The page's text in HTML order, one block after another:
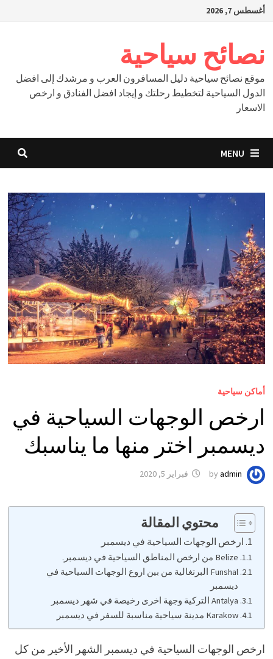
Skipأغسطس 7, 2026
نصائح سياحية
موقع نصائح سياحية دليل المسافرون العرب و مرشدك إلى افضل
الدول السياحية لتخطيط رحلتك و إيجاد افضل الفنادق و ارخص
الاسعار
MENU
أماكن سياحية
ارخص الوجهات السياحية في
ديسمبر اختر منها ما يناسبك
byadmin فبراير 5, 2020
محتوي المقالة
ارخص الوجهات السياحية في ديسمبر
Belize من ارخص المناطق السياحية في ديسمبر.
Funshal البرتغالية من بين اروع الوجهات السياحية في
ديسمبر
Antalya التركية وجهة اخرى رخيصة في شهر ديسمبر
Karakow مدينة سياحية مناسبة للسفر في ديسمبر
ارخص الوجهات السياحية في ديسمبر الشهر الأخير من كل